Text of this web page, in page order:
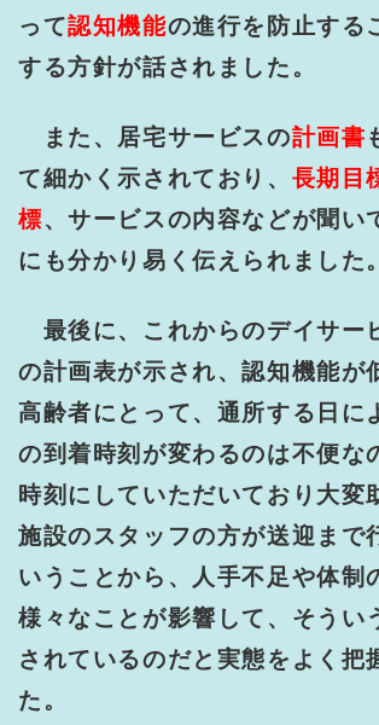
って認知機能の進行を防止する
する方針が話されました。
また、居宅サービスの計画書
て細かく示されており、 長期目
標、サービスの内容などが聞い
にも分かり易く伝えられました。
最後に、これからのデイサー
の計画表が示され、認知機能が
高齢者にとって、通所する日に
の到着時刻が変わるのは不便な
時刻にしていただいており大変
施設のスタッフの方が送迎まで
いうことから、人手不足や体制
様々なことが影響して、そうい
されているのだと実態をよく把
た。